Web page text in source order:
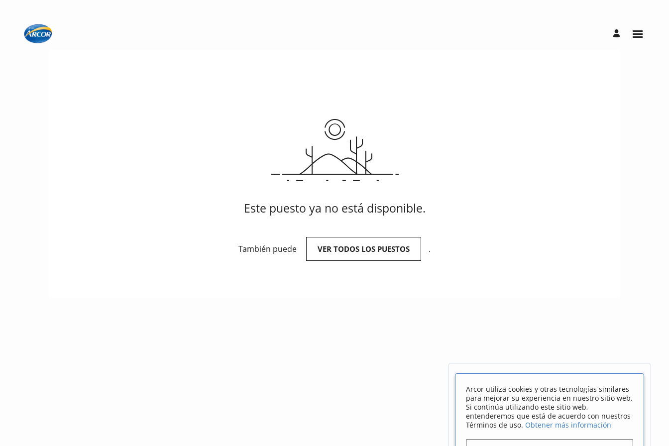
Este puesto ya no está disponible.
También puede VER TODOS LOS PUESTOS .
Arcor utiliza cookies y otras tecnologías similares
para mejorar su experiencia en nuestro sitio web.
Si continúa utilizando este sitio web,
entenderemos que está de acuerdo con nuestros
Términos de uso. Obtener más información